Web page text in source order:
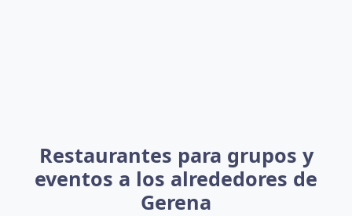
Restaurantes para grupos y
eventos a los alrededores de
Gerena